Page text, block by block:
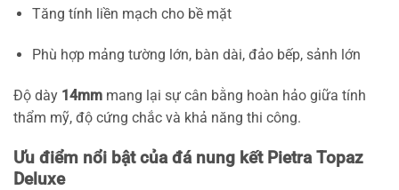
Tăng tính liền mạch cho bề mặt
Phù hợp mảng tường lớn, bàn dài, đảo bếp, sảnh lớn
Độ dày 14mm mang lại sự cân bằng hoàn hảo giữa tính
thẩm mỹ, độ cứng chắc và khả năng thi công.
Ưu điểm nổi bật của đá nung kết Pietra Topaz
Deluxe